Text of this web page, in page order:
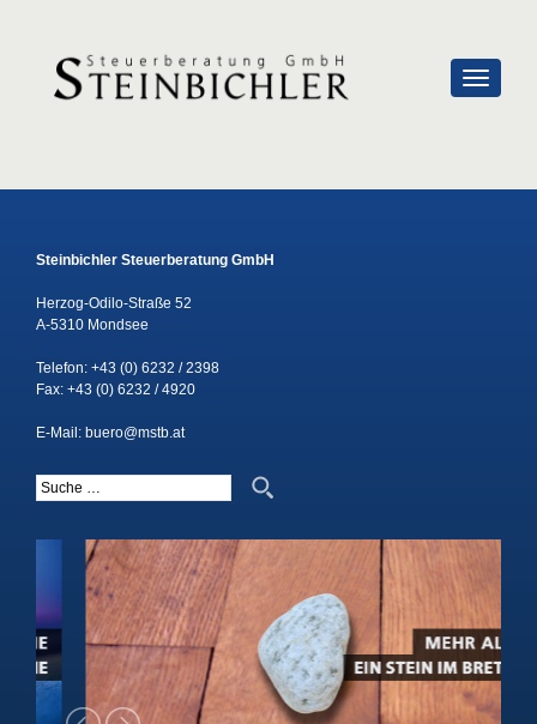
Steinbichler Steuerberatung GmbH
Herzog-Odilo-Straße 52
A-5310 Mondsee
Telefon: +43 (0) 6232 / 2398
Fax: +43 (0) 6232 / 4920
E-Mail: buero@mstb.at
Suche nach: